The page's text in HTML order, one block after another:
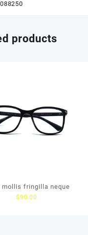
products
mollis fringilla neque
$90.00